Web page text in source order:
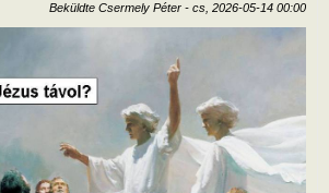
Beküldte Csermely Péter - cs, 2026-05-14 00:00